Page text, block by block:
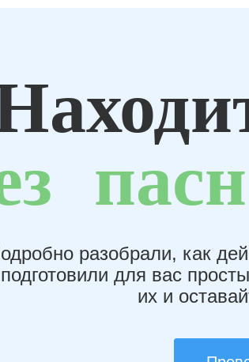
пасн
разобрали, как
для вас
их и